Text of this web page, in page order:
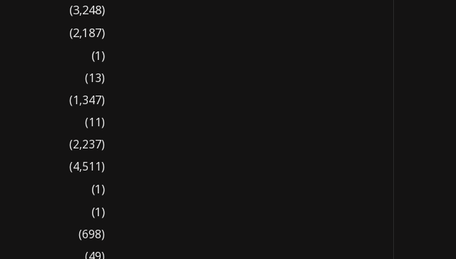
(3,248)
(2,187)
(1)
(13)
(1,347)
(11)
(2,237)
(4,511)
(1)
(1)
(698)